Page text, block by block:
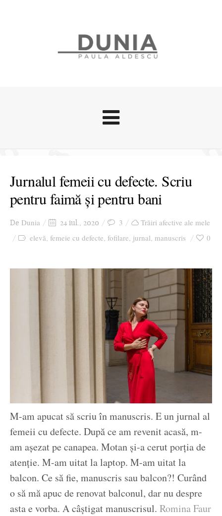
Stari afective
Zice Dunia
Călătorii
Cursuri povestite
Ziua culorii
Jurnalul femeii cu defecte. Scriu
pentru faimă și pentru bani
De Dunia 24 iul., 2020 3
Trăiri afective ale mele
elevă, femeie cu defecte, fofilare, jurnal, manuscris 0
M-am apucat să scriu în manuscris. E un jurnal al
femeii cu defecte. După ce am revenit acasă, m-
am așezat pe canapea. Motan și-a cerut porția de
atenție. M-am uitat la laptop. M-am uitat la
balcon. Ce să fie, manuscris sau balcon?! Curând
o să mă apuc de renovat balconul, dar nu despre
asta e vorba. A câștigat manuscrisul. Romina Faur